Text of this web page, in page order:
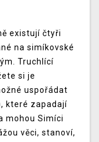
existují čtyři
na simíkovské
Truchlící
si je
uspořádat
které zapadají
mohou Simíci
věci, stanoví,